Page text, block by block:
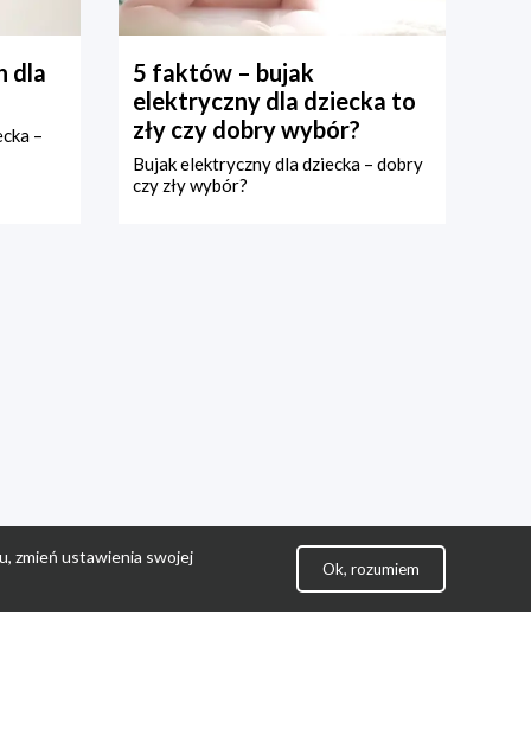
dla
–
5 faktów – bujak
elektryczny dla dziecka to
zły czy dobry wybór?
Bujak elektryczny dla dziecka – dobry
czy zły wybór?
zmień ustawienia swojej
Ok, rozumiem